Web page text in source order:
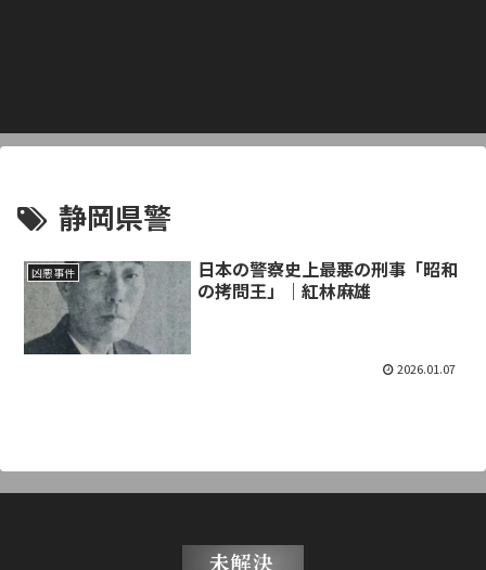
静岡県警
凶悪事件
日本の警察史上最悪の刑事「昭和
の拷問王」｜紅林麻雄
2026.01.07